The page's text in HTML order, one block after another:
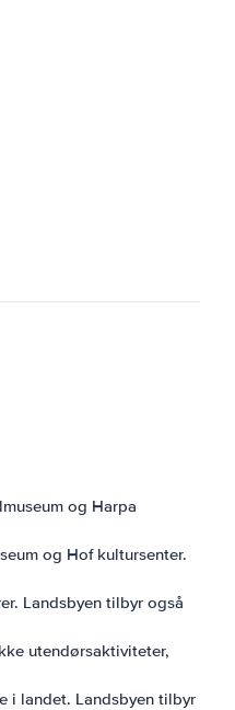
og Harpa
og Hof kultursenter.
Landsbyen tilbyr også
utendørsaktiviteter,
i landet. Landsbyen tilbyr